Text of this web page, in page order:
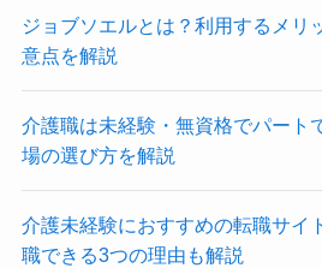
ジョブソエルとは？利用するメリ
意点を解説
介護職は未経験・無資格でパート
場の選び方を解説
介護未経験におすすめの転職サイ
職できる3つの理由も解説